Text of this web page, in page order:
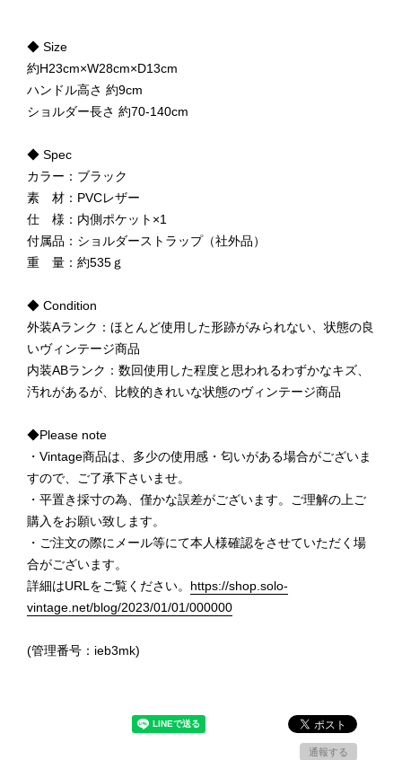
◆ Size
約H23cm×W28cm×D13cm
ハンドル高さ 約9cm
ショルダー長さ 約70-140cm
◆ Spec
カラー：ブラック
素 材：PVCレザー
仕 様：内側ポケット×1
付属品：ショルダーストラップ（社外品）
重 量：約535ｇ
◆ Condition
外装Aランク：ほとんど使用した形跡がみられない、状態の良
いヴィンテージ商品
内装ABランク：数回使用した程度と思われるわずかなキズ、
汚れがあるが、比較的きれいな状態のヴィンテージ商品
◆Please note
・Vintage商品は、多少の使用感・匂いがある場合がございま
すので、ご了承下さいませ。
・平置き採寸の為、僅かな誤差がございます。ご理解の上ご
購入をお願い致します。
・ご注文の際にメール等にて本人様確認をさせていただく場
合がございます。
詳細はURLをご覧ください。 https://shop.solo-
vintage.net/blog/2023/01/01/000000
(管理番号：ieb3mk)
通報する